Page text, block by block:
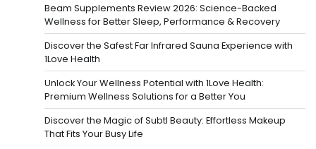
Beam Supplements Review 2026: Science-Backed
Wellness for Better Sleep, Performance & Recovery
Discover the Safest Far Infrared Sauna Experience with
1Love Health
Unlock Your Wellness Potential with 1Love Health:
Premium Wellness Solutions for a Better You
Discover the Magic of Subtl Beauty: Effortless Makeup
That Fits Your Busy Life